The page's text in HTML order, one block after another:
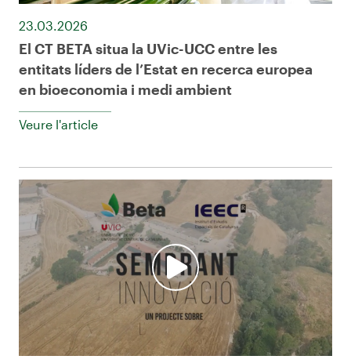
23.03.2026
El CT BETA situa la UVic-UCC entre les
entitats líders de l’Estat en recerca europea
en bioeconomia i medi ambient
Veure l'article